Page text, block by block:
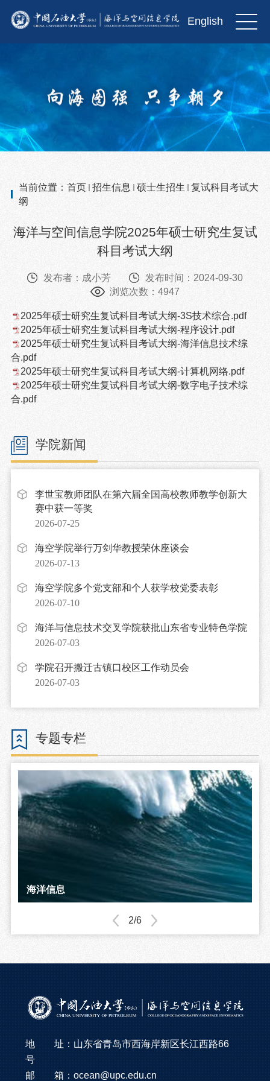
English
当前位置： 首页 招生信息 硕士生招生
复试科目考试大
纲
海洋与空间信息学院2025年硕士研究生复试
科目考试大纲
发布者：成小芳
发布时间：2024-09-30
浏览次数： 4947
2025年硕士研究生复试科目考试大纲-3S技术综合.pdf
2025年硕士研究生复试科目考试大纲-程序设计.pdf
2025年硕士研究生复试科目考试大纲-海洋信息技术综
合.pdf
2025年硕士研究生复试科目考试大纲-计算机网络.pdf
2025年硕士研究生复试科目考试大纲-数字电子技术综
合.pdf
学院新闻
李世宝教师团队在第六届全国高校教师教学创新大
赛中获一等奖
2026-07-25
海空学院举行万剑华教授荣休座谈会
2026-07-13
海空学院多个党支部和个人获学校党委表彰
2026-07-10
海洋与信息技术交叉学院获批山东省专业特色学院
2026-07-03
学院召开搬迁古镇口校区工作动员会
2026-07-03
专题专栏
不忘初心、牢记使命
海洋信息
海湖信息专委会
校友之家
师生风采
学院大事记
2/6
地 址：山东省青岛市西海岸新区长江西路66
号
邮 箱：ocean@upc.edu.cn